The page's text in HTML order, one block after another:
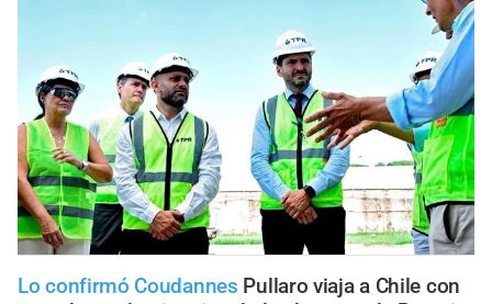
Lo confirmó Coudannes Pullaro viaja a Chile con